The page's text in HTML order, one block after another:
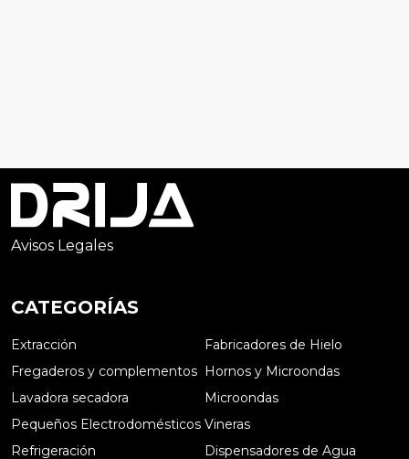
Avisos Legales
CATEGORÍAS
Extracción
Fabricadores de Hielo
Fregaderos y complementos Hornos y Microondas
Lavadora secadora
Microondas
Pequeños Electrodomésticos Vineras
Refrigeración
Dispensadores de Agua